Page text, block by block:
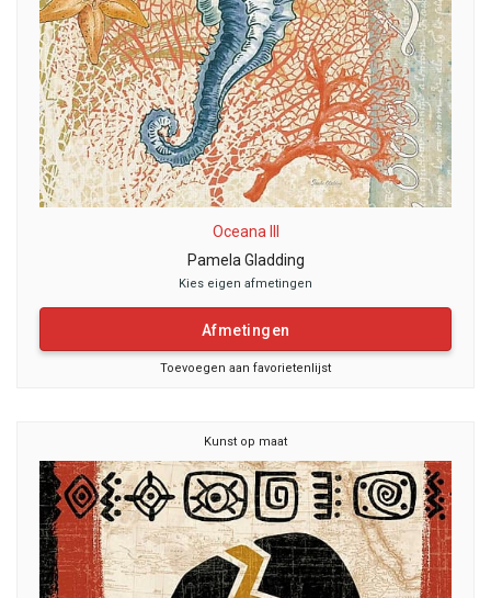
Oceana III
Pamela Gladding
Kies eigen afmetingen
Afmetingen
Toevoegen aan favorietenlijst
Kunst op maat